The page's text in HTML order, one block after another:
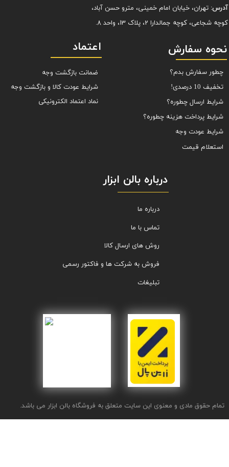
آدرس: تهران، خیابان امام خمینی، مترو حسن آباد،
کوچه شجاعی، کوچه جمالدارا 2، پلاک 13، واحد 8.
نحوه سفارش
چطور سفارش بدم؟
تخفیف 10 درصدی!
شرایط ارسال چطوره؟
شرایط پرداخت هزینه چطوره؟
شرایط عودت وجه
استعلام قیمت
تمام حقوق مادی و معنوی این سایت متعلق به فروشگاه بالن ابزار می باشد.
اعتماد
ضمانت بازگشت وجه
شرایط عودت کالا و بازگشت وجه
نماد اعتماد الکترونیکی
درباره بالن ابزار
درباره ما
تماس با ما
روش های ارسال کالا
فروش به شرکت ها و فاکتور رسمی
تبلیغات